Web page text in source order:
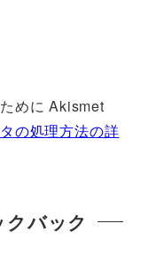
めに Akismet
の処理方法の詳
バック